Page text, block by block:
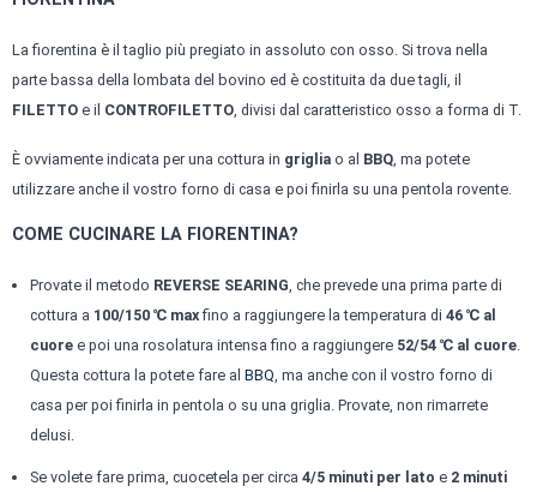
La fiorentina è il taglio più pregiato in assoluto con osso. Si trova nella
parte bassa della lombata del bovino ed è costituita da due tagli, il
FILETTO e il CONTROFILETTO , divisi dal caratteristico osso a forma di T.
È ovviamente indicata per una cottura in griglia o al BBQ , ma potete
utilizzare anche il vostro forno di casa e poi finirla su una pentola rovente.
COME CUCINARE LA FIORENTINA?
Provate il metodo REVERSE SEARING , che prevede una prima parte di
cottura a 100/150 ℃ maxfino a raggiungere la temperatura di 46 ℃ al
cuore e poi una rosolatura intensa fino a raggiungere 52/54 ℃ al cuore
Questa cottura la potete fare al BBQ , ma anche con il vostro forno di
casa per poi finirla in pentola o su una griglia. Provate, non rimarrete
delusi.
Se volete fare prima, cuocetela per circa 4/5 minuti per lato e 2 minuti